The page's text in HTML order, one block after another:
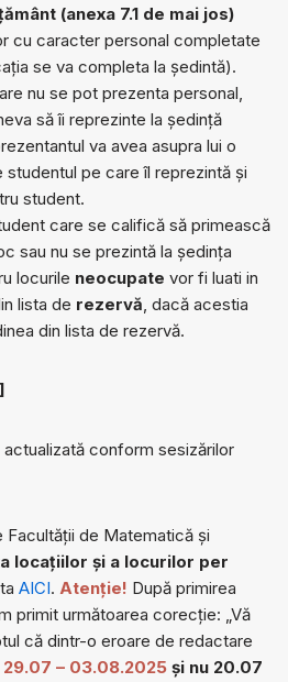
(anexa 7.1 de mai jos)
cu caracter personal completate
se va completa la ședintă).
nu se pot prezenta personal,
să îi reprezinte la şedinţă
va avea asupra lui o
pe care îl reprezintă și
student.
care se califică să primească
sau nu se prezintă la şedinţa
locurile neocupate vor fi luati in
lista de rezervă, dacă acestia
din lista de rezervă.
actualizată conform sesizărilor
Facultăţii de Matematică și
locațiilor și a locurilor per
AICI. Atenție! După primirea
primit următoarea corecție: „Vă
că dintr-o eroare de redactare
– 03.08.2025 și nu 20.07